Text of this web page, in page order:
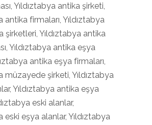
Yıldıztabya antika şirketi,
antika firmaları, Yıldıztabya
şirketleri, Yıldıztabya antika
Yıldıztabya antika eşya
antika eşya firmaları,
müzayede şirketi, Yıldıztabya
Yıldıztabya antika eşya
eski alanlar,
eski eşya alanlar, Yıldıztabya